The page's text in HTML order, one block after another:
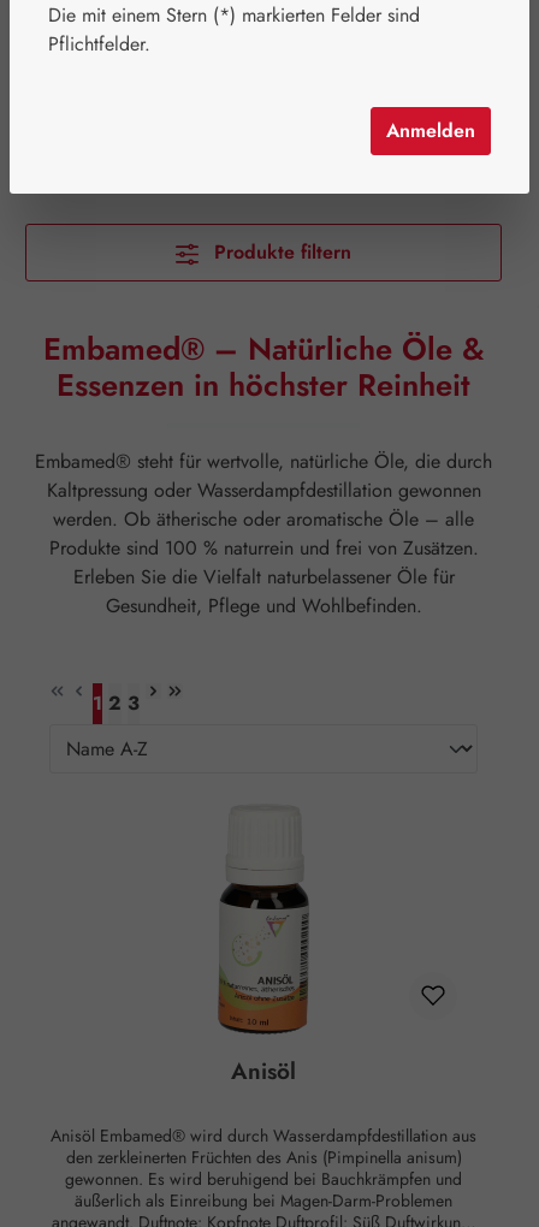
Handelswaren
Produkte filtern
Embamed® – Natürliche Öle &
Essenzen in höchster Reinheit
Embamed® steht für wertvolle, natürliche Öle, die durch
Kaltpressung oder Wasserdampfdestillation gewonnen
werden. Ob ätherische oder aromatische Öle – alle
Produkte sind 100 % naturrein und frei von Zusätzen.
Erleben Sie die Vielfalt naturbelassener Öle für
Gesundheit, Pflege und Wohlbefinden.
Seite
1 2 3
Anisöl
Anisöl Embamed® wird durch Wasserdampfdestillation aus
den zerkleinerten Früchten des Anis (Pimpinella anisum)
gewonnen. Es wird beruhigend bei Bauchkrämpfen und
äußerlich als Einreibung bei Magen-Darm-Problemen
Die mit einem Stern (*) markierten Felder sind
Pflichtfelder.
Anmelden